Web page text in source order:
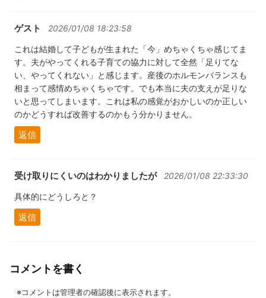
ゲスト 2026/01/08 18:23:58
これは結婚して子どもが生まれた「今」めちゃくちゃ感じてま
す。夫がやってくれる子育ての協力に対して全然「足りてな
い、やってくれない」と感じます。産後のホルモンバランスも
相まって感情めちゃくちゃです。でも本当に夫の支えが足りな
いと思ってしまいます。これは私の感覚がおかしいのか正しい
のかどうすれば改善するのかもう分かりません。
返信
受け取りにくいのはわかりましたが 2026/01/08 22:33:30
具体的にどうしろと？
返信
コメントを書く
※コメントは管理者の確認後に表示されます。